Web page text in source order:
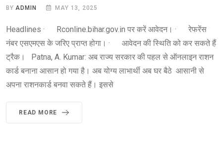
BY ADMIN MAY 13, 2025
Headlines · Rconline.bihar.gov.in पर करें आवेदन। · रेफरेंस
नंबर एसएमएस के जरिए प्राप्त होगा। · आवेदन की स्थिति को कर सकते हैं
ट्रैक। Patna, A. Kumar: अब राज्य सरकार की पहल से ऑनलाइन राशन
कार्ड बनाना आसान हो गया है। अब योग्य लाभार्थी अब घर बैठे आसानी से
अपना राशनकार्ड बनवा सकते हैं। इससे
READ MORE